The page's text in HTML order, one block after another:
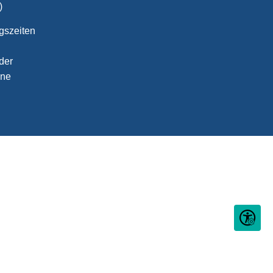
Seite